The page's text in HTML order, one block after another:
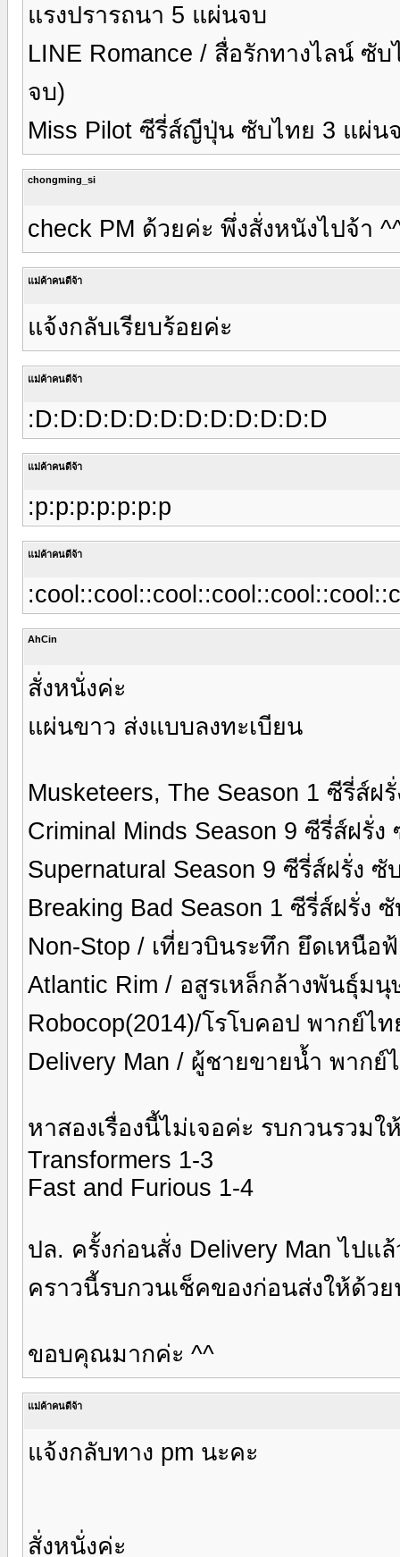
แรงปรารถนา 5 แผ่นจบ
LINE Romance / สื่อรักทางไลน์
จบ)
Miss Pilot ซีรี่ส์ญีปุ่น ซับไทย 3 แผ่น
chongming_si
check PM ด้วยค่ะ พึ่งสั่งหนังไปจ้า
แม่ค้าคนดีจ้า
แจ้งกลับเรียบร้อยค่ะ
แม่ค้าคนดีจ้า
:D:D:D:D:D:D:D:D:D:D:D:D
แม่ค้าคนดีจ้า
:p:p:p:p:p:p:p
แม่ค้าคนดีจ้า
AhCin
สั่งหนั่งค่ะ
แผ่นขาว ส่งแบบลงทะเบียน
Musketeers, The Season 1 ซีรี่ส์
Criminal Minds Season 9 ซีรี่ส์ฝรั่
Supernatural Season 9 ซีรี่ส์ฝรั่ง
Breaking Bad Season 1 ซีรี่ส์ฝรั่ง
Non-Stop / เที่ยวบินระทึก ยึดเหนือ
Atlantic Rim / อสูรเหล็กล้างพันธุ์ม
Robocop(2014)/โรโบคอป พากย์ไ
Delivery Man / ผู้ชายขายน้ำ พากย์
หาสองเรื่องนี้ไม่เจอค่ะ รบกวนรวม
Transformers 1-3
Fast and Furious 1-4
ปล. ครั้งก่อนสั่ง Delivery Man ไปแล้
คราวนี้รบกวนเช็คของก่อนส่งให้ด้ว
ขอบคุณมากค่ะ ^^
แม่ค้าคนดีจ้า
แจ้งกลับทาง pm นะคะ
สั่งหนั่งค่ะ